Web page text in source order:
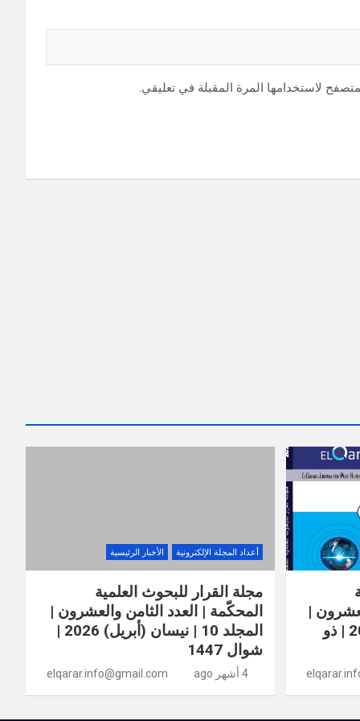
لاستخدامها المرة المقبلة في تعليقي.
|
المجلد 10 | أيار (مايو) 2026 | ذو
أعداد المجلة الإلكترونية الأخبار الرئيسية
مجلة القرار للبحوث العلمية
المحكّمة | العدد الثامن والعشرون |
المجلد 10 | نيسان (أبريل) 2026 |
شوال 1447
4 أشهر ago elqarar.info@gmail.com